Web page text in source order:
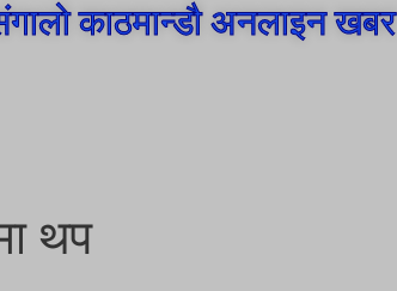
काठमान्डौ अनलाइन खबर
थप